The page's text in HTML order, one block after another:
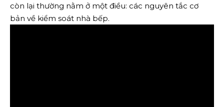
còn lại thường nằm ở một điều: các nguyên tắc cơ
bản về kiểm soát nhà bếp.